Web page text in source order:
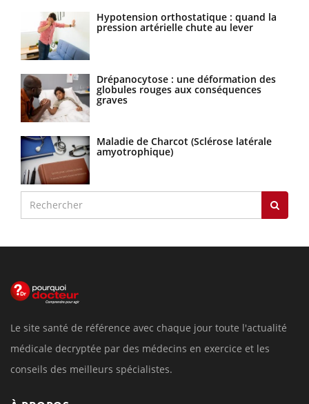
Hypotension orthostatique : quand la
pression artérielle chute au lever
Drépanocytose : une déformation des
globules rouges aux conséquences
graves
Maladie de Charcot (Sclérose latérale
amyotrophique)
Le site santé de référence avec chaque jour toute l'actualité
médicale decryptée par des médecins en exercice et les
conseils des meilleurs spécialistes.